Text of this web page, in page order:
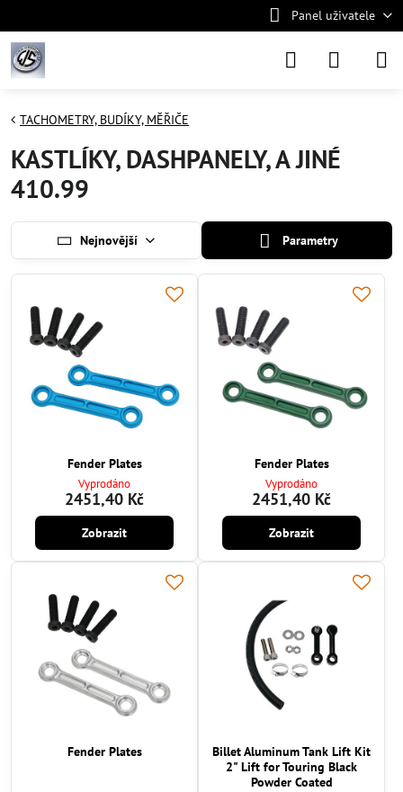
Panel uživatele
TACHOMETRY, BUDÍKY, MĚŘIČE
KASTLÍKY, DASHPANELY, A JINÉ
410.99
Nejnovější Parametry
Fender Plates
Vyprodáno
2451,40 Kč
Zobrazit
Fender Plates
Vyprodáno
2451,40 Kč
Zobrazit
Fender Plates
Billet Aluminum Tank Lift Kit
2" Lift for Touring Black
Powder Coated